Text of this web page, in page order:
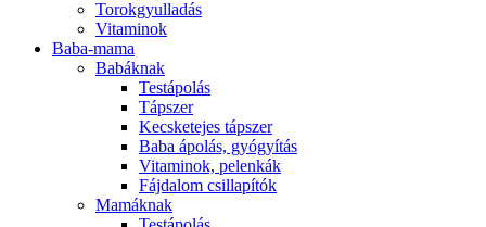
Torokgyulladás
Vitaminok
Baba-mama
Babáknak
Testápolás
Tápszer
Kecsketejes tápszer
Baba ápolás, gyógyítás
Vitaminok, pelenkák
Fájdalom csillapítók
Mamáknak